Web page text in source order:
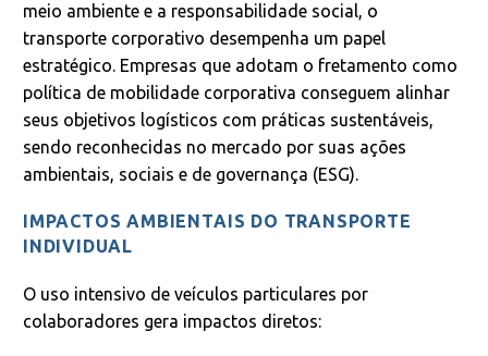
meio ambiente e a responsabilidade social, o
transporte corporativo desempenha um papel
estratégico. Empresas que adotam o fretamento como
política de mobilidade corporativa conseguem alinhar
seus objetivos logísticos com práticas sustentáveis,
sendo reconhecidas no mercado por suas ações
ambientais, sociais e de governança (ESG).
IMPACTOS AMBIENTAIS DO TRANSPORTE
INDIVIDUAL
O uso intensivo de veículos particulares por
colaboradores gera impactos diretos: